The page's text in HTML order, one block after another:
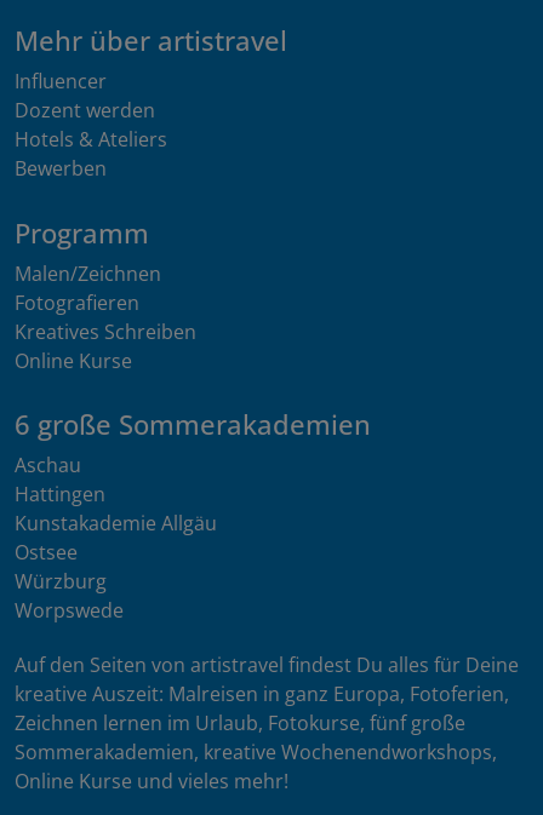
Mehr über artistravel
Influencer
Dozent werden
Hotels & Ateliers
Bewerben
Programm
Malen/Zeichnen
Fotografieren
Kreatives Schreiben
Online Kurse
6 große Sommerakademien
Aschau
Hattingen
Kunstakademie Allgäu
Ostsee
Würzburg
Worpswede
Auf den Seiten von artistravel findest Du alles für Deine
kreative Auszeit: Malreisen in ganz Europa, Fotoferien,
Zeichnen lernen im Urlaub, Fotokurse, fünf große
Sommerakademien, kreative Wochenendworkshops,
Online Kurse und vieles mehr!